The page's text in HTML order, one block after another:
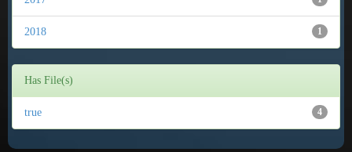
1
2018
Has File(s)
4
true